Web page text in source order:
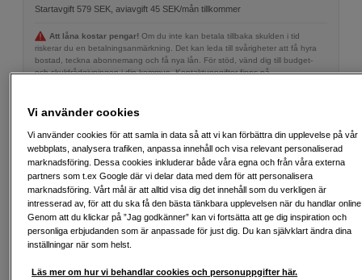
Startavgift 579 SEK, aviavgift 45 SEK/mån tillkommer
Att låna kostar pengar! Om du inte kan betala tillbaka skulden i tid
riskerar du en betalningsanmärkning. Det kan leda till svårigheter att få hyra
bostad, teckna abonnemang och få nya lån. För stöd, vänd dig till budget-
och skuldrådgivningen i din kommun. Kontaktuppgifter finns på
Fri frakt vid köp över 1 500 kronor
Köp nu och betala inom 30 dagar
Personlig service och expertrådgivning
Vi använder cookies
Vi använder cookies för att samla in data så att vi kan förbättra din upplevelse på vår
webbplats, analysera trafiken, anpassa innehåll och visa relevant personaliserad
marknadsföring. Dessa cookies inkluderar både våra egna och från våra externa
partners som t.ex Google där vi delar data med dem för att personalisera
marknadsföring. Vårt mål är att alltid visa dig det innehåll som du verkligen är
intresserad av, för att du ska få den bästa tänkbara upplevelsen när du handlar
Genom att du klickar på ”Jag godkänner” kan vi fortsätta att ge dig inspiration och
personliga erbjudanden som är anpassade för just dig. Du kan självklart ändra dina
inställningar när som helst.
Läs mer om hur vi behandlar cookies och personuppgifter här.